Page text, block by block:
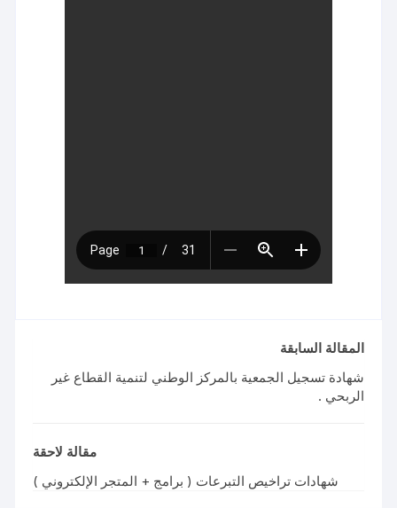
المقالة السابقة
شهادة تسجيل الجمعية بالمركز الوطني لتنمية القطاع غير
الربحي .
مقالة لاحقة
شهادات تراخيص التبرعات ( برامج + المتجر الإلكتروني )